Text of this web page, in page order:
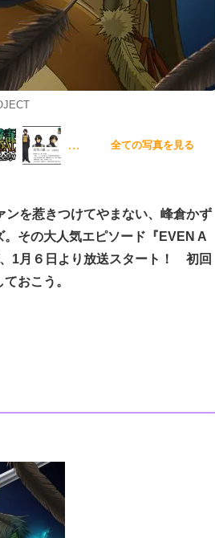
… 全ての写真を見る
ンを惹きつけてやまない、峰倉かず
その大人気エピソード『EVEN A
1月６日より放送スタート！ 初回
おこう。